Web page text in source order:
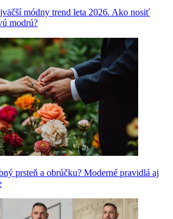
módny trend leta 2026. Ako nosiť
modrú?
prsteň a obrúčku? Moderné pravidlá aj